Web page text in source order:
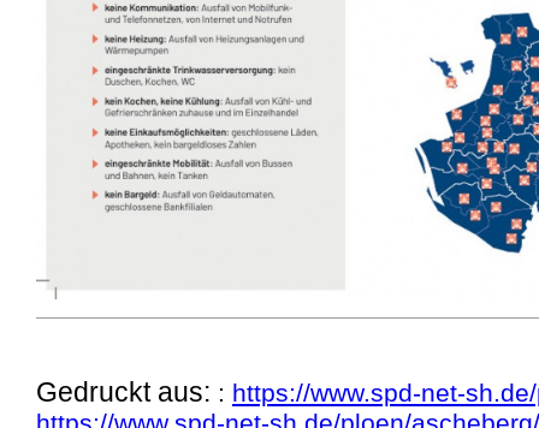
Gedruckt aus: : https://www.spd-net-